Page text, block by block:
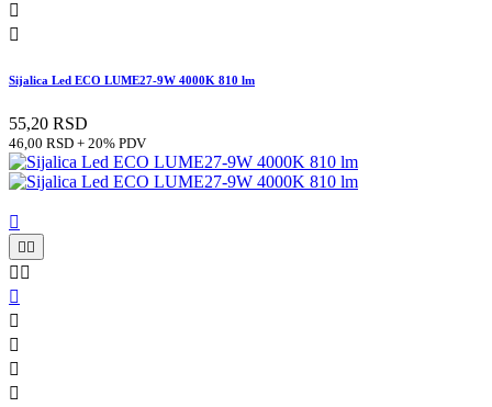


Sijalica Led ECO LUME27-9W 4000K 810 lm
55,20 RSD
46,00 RSD + 20% PDV

 
 




